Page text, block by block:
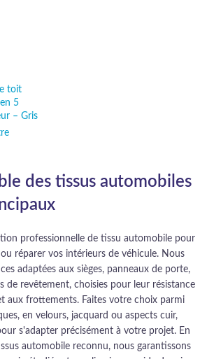
toit
5
– Gris
des tissus automobiles
professionnelle de tissu automobile pour
réparer vos intérieurs de véhicule. Nous
adaptées aux sièges, panneaux de porte,
de revêtement, choisies pour leur résistance
aux frottements. Faites votre choix parmi
en velours, jacquard ou aspects cuir,
s'adapter précisément à votre projet. En
automobile reconnu, nous garantissons